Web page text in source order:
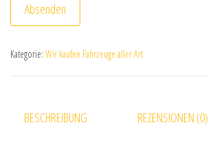
Absenden
Kategorie: Wir kaufen Fahrzeuge aller Art
BESCHREIBUNG REZENSIONEN (0)